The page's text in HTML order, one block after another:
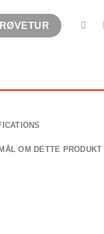
OM DETTE PRODUKT